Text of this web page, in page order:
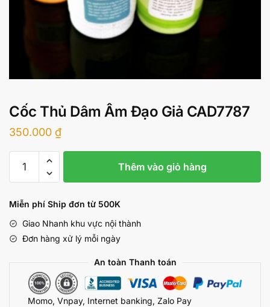
Cốc Thủ Dâm Âm Đạo Giả CAD7787
350.000 ₫
Thủ
Âm
Giả
CAD7787
lượng
Thêm vào giỏ hàng
Miễn phí Ship đơn từ 500K
Giao Nhanh khu vực nội thành
Đơn hàng xử lý mỗi ngày
An toàn Thanh toán
Momo, Vnpay, Internet banking, Zalo Pay